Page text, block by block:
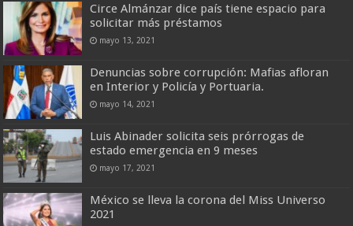
Circe Almánzar dice país tiene espacio para
solicitar más préstamos
mayo 13, 2021
Denuncias sobre corrupción: Mafias afloran
en Interior y Policía y Portuaria.
mayo 14, 2021
Luis Abinader solicita seis prórrogas de
estado emergencia en 9 meses
mayo 17, 2021
México se lleva la corona del Miss Universo
2021